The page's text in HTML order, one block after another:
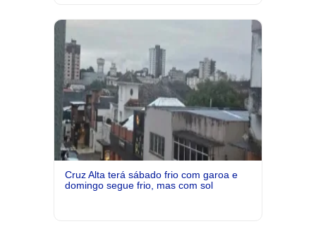
Cruz Alta terá sábado frio com garoa e
domingo segue frio, mas com sol